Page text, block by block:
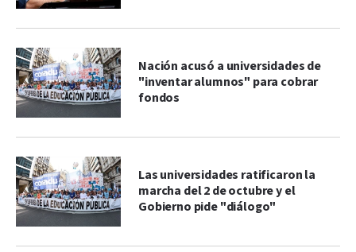
Nación acusó a universidades de
"inventar alumnos" para cobrar
fondos
Las universidades ratificaron la
marcha del 2 de octubre y el
Gobierno pide "diálogo"